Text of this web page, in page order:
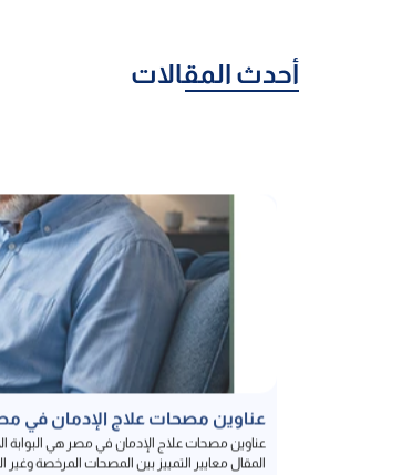
أحدث المقالات
عناوين مصحات علاج الإدمان في
عناوين مصحات علاج الإدمان في مصر هي البوابة
إقرأ المزيد